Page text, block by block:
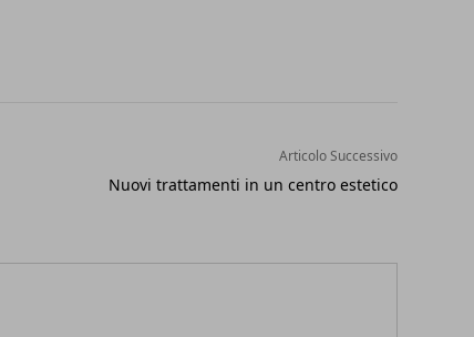
Articolo Successivo
Nuovi trattamenti in un centro estetico